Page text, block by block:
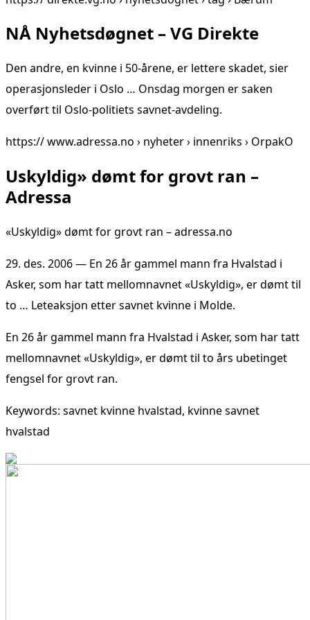
NÅ Nyhetsdøgnet – VG Direkte
Den andre, en kvinne i 50-årene, er lettere skadet, sier
operasjonsleder i Oslo … Onsdag morgen er saken
overført til Oslo-politiets savnet-avdeling.
https:// www.adressa.no › nyheter › innenriks › OrpakO
Uskyldig» dømt for grovt ran –
Adressa
«Uskyldig» dømt for grovt ran – adressa.no
29. des. 2006 — En 26 år gammel mann fra Hvalstad i
Asker, som har tatt mellomnavnet «Uskyldig», er dømt til
to … Leteaksjon etter savnet kvinne i Molde.
En 26 år gammel mann fra Hvalstad i Asker, som har tatt
mellomnavnet «Uskyldig», er dømt til to års ubetinget
fengsel for grovt ran.
Keywords: savnet kvinne hvalstad, kvinne savnet
hvalstad